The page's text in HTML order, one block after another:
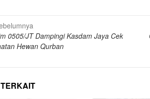
0505/JT Dampingi Kasdam Jaya Cek
Hewan Qurban